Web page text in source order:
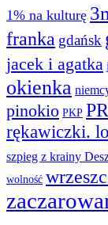
1% na kulturę
franka gdańsk
jacek i agatka
okienka
pinokio PKP
rękawiczki.
szpieg z krainy
wolność